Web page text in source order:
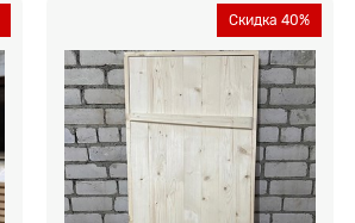
Скидка 40%